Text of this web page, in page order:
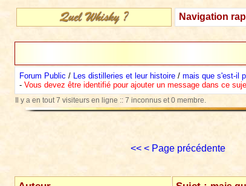
Navigation
Forum Public / Les distilleries et leur histoire/ mais que s'est-il
- Vous devez être identifié pour ajouter un message dans ce
Il y a en tout 7 visiteurs en ligne :: 7 inconnus et 0 membre.
<< < Page précédente